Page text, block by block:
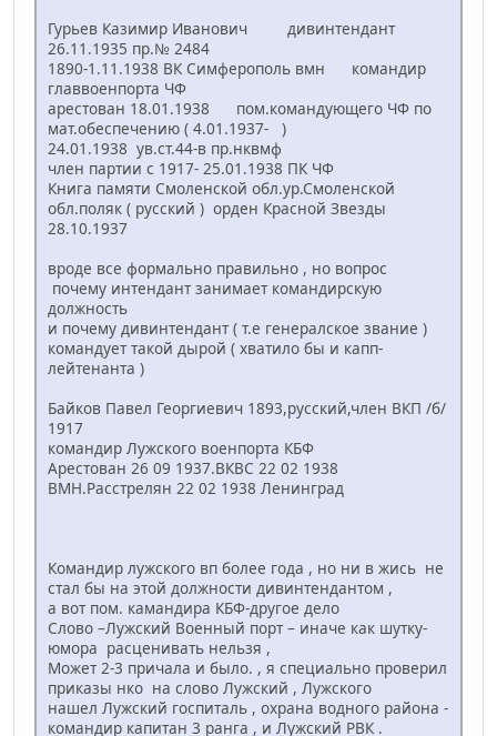
Гурьев Казимир Иванович дивинтендант
26.11.1935 пр.№ 2484
1890-1.11.1938 ВК Симферополь вмн командир
главвоенпорта ЧФ
арестован 18.01.1938 пом.командующего ЧФ по
мат.обеспечению ( 4.01.1937- )
24.01.1938 ув.ст.44-в пр.нквмф
член партии с 1917- 25.01.1938 ПК ЧФ
Книга памяти Смоленской обл.ур.Смоленской
обл.поляк ( русский ) орден Красной Звезды
28.10.1937
вроде все формально правильно , но вопрос
почему интендант занимает командирскую
должность
и почему дивинтендант ( т.е генералское звание )
командует такой дырой ( хватило бы и капп-
лейтенанта )
Байков Павел Георгиевич 1893,русский,член ВКП /б/
1917
командир Лужского военпорта КБФ
Арестован 26 09 1937.ВКВС 22 02 1938
ВМН.Расстрелян 22 02 1938 Ленинград
Командир лужского вп более года , но ни в жись не
стал бы на этой должности дивинтендантом ,
а вот пом. камандира КБФ-другое дело
Слово –Лужский Военный порт – иначе как шутку-
юмора расценивать нельзя ,
Может 2-3 причала и было. , я специально проверил
приказы нко на слово Лужский , Лужского
нашел Лужский госпиталь , охрана водного района -
командир капитан 3 ранга , и Лужский РВК .